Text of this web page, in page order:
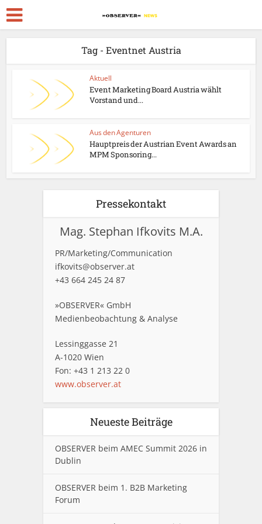
Tag - Eventnet Austria
Aktuell
Event Marketing Board Austria wählt
Vorstand und...
Aus den Agenturen
Hauptpreis der Austrian Event Awards an
MPM Sponsoring...
Pressekontakt
Mag. Stephan Ifkovits M.A.
PR/Marketing/Communication
ifkovits@observer.at
+43 664 245 24 87
»OBSERVER« GmbH
Medienbeobachtung & Analyse
Lessinggasse 21
A-1020 Wien
Fon: +43 1 213 22 0
www.observer.at
Neueste Beiträge
OBSERVER beim AMEC Summit 2026 in
Dublin
OBSERVER beim 1. B2B Marketing
Forum